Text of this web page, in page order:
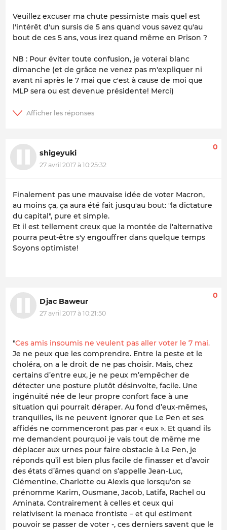
Veuillez excuser ma chute pessimiste mais quel est
l'intérêt d'un sursis de 5 ans quand vous savez qu'au
bout de ces 5 ans, vous irez quand même en Prison ?
NB : Pour éviter toute confusion, je voterai blanc
dimanche (et de grâce ne venez pas m'expliquer ni
avant ni après le 7 mai que c'est à cause de moi que
MLP sera ou est devenue présidente! Merci)
shigeyuki
27 avril 2017 à 10:25:32
0
Finalement pas une mauvaise idée de voter Macron,
au moins ça, ça aura été fait jusqu'au bout: "la dictature
du capital", pure et simple.
Et il est tellement creux que la montée de l'alternative
pourra peut-être s'y engouffrer dans quelque temps
Soyons optimiste!
Djac Baweur
27 avril 2017 à 10:21:50
0
"Ces amis insoumis ne veulent pas aller voter le 7 mai.
Je ne peux que les comprendre. Entre la peste et le
choléra, on a le droit de ne pas choisir. Mais, chez
certains d’entre eux, je ne peux m’empêcher de
détecter une posture plutôt désinvolte, facile. Une
ingénuité née de leur propre confort face à une
situation qui pourrait déraper. Au fond d’eux-mêmes,
tranquilles, ils ne peuvent ignorer que Le Pen et ses
affidés ne commenceront pas par « eux ». Et quand ils
me demandent pourquoi je vais tout de même me
déplacer aux urnes pour faire obstacle à Le Pen, je
réponds qu’il est bien plus facile de finasser et d’avoir
des états d’âmes quand on s’appelle Jean-Luc,
Clémentine, Charlotte ou Alexis que lorsqu’on se
prénomme Karim, Ousmane, Jacob, Latifa, Rachel ou
Aminata. Contrairement à celles et ceux qui
relativisent la menace frontiste – et qui estiment
pouvoir se passer de voter -, ces derniers savent que le